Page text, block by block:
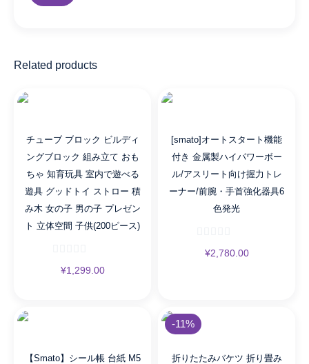
Related products
チューブ ブロック ビルディ
ングブロック 組み立て おも
ちゃ 知育玩具 室内で遊べる
遊具 グッドトイ ストロー 積
み木 女の子 男の子 プレゼン
ト 立体空間 子供(200ピース)
¥1,299.00
[smato]オートスタート機能
付き 金属製ハイパワーボー
ル/アスリート向け握力トレ
ーナー/前腕・手首強化器具6
色発光
¥2,780.00
【Smato】シール帳 台紙 M5
折りたたみバケツ 折り畳み
-11%